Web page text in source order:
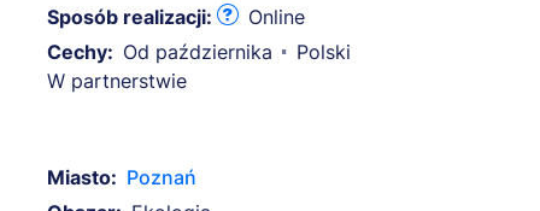
Sposób realizacji:
Online
Cechy: Od października
Polski
W partnerstwie
Miasto: Poznań